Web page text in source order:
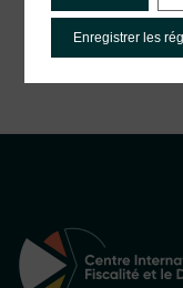
Enregistrer les